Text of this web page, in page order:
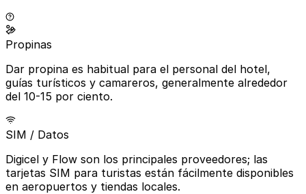
Propinas
Dar propina es habitual para el personal del hotel,
guías turísticos y camareros, generalmente alrededor
del 10-15 por ciento.
SIM / Datos
Digicel y Flow son los principales proveedores; las
tarjetas SIM para turistas están fácilmente disponibles
en aeropuertos y tiendas locales.